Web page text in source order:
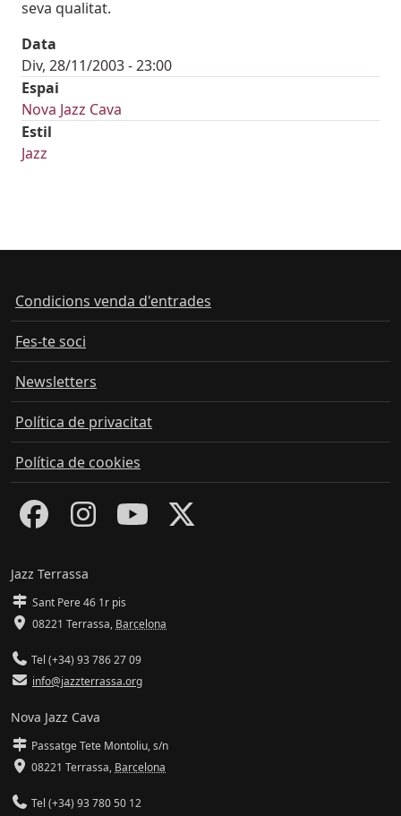
seva qualitat.
Data
Div, 28/11/2003 - 23:00
Espai
Nova Jazz Cava
Estil
Jazz
Condicions venda d'entrades
Fes-te soci
Newsletters
Política de privacitat
Política de cookies
Jazz Terrassa
Sant Pere 46 1r pis
08221 Terrassa, Barcelona
Tel (+34) 93 786 27 09
info@jazzterrassa.org
Nova Jazz Cava
Passatge Tete Montoliu, s/n
08221 Terrassa, Barcelona
Tel (+34) 93 780 50 12